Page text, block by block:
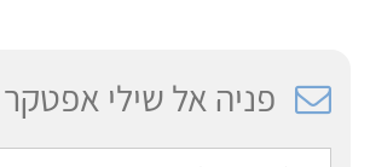
פניה אל שילי אפטקר